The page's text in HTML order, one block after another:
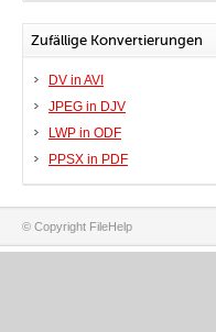
Zufällige Konvertierungen
DV in AVI
JPEG in DJV
LWP in ODF
PPSX in PDF
© Copyright FileHelp